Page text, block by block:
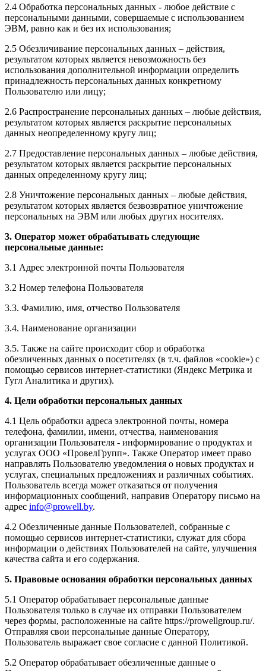
2.4 Обработка персональных данных - любое действие с
персональными данными, совершаемые с использованием
ЭВМ, равно как и без их использования;
2.5 Обезличивание персональных данных – действия,
результатом которых является невозможность без
использования дополнительной информации определить
принадлежность персональных данных конкретному
Пользователю или лицу;
2.6 Распространение персональных данных – любые действия,
результатом которых является раскрытие персональных
данных неопределенному кругу лиц;
2.7 Предоставление персональных данных – любые действия,
результатом которых является раскрытие персональных
данных определенному кругу лиц;
2.8 Уничтожение персональных данных – любые действия,
результатом которых является безвозвратное уничтожение
персональных на ЭВМ или любых других носителях.
3. Оператор может обрабатывать следующие
персональные данные:
3.1 Адрес электронной почты Пользователя
3.2 Номер телефона Пользователя
3.3. Фамилию, имя, отчество Пользователя
3.4. Наименование организации
3.5. Также на сайте происходит сбор и обработка
обезличенных данных о посетителях (в т.ч. файлов «cookie») с
помощью сервисов интернет-статистики (Яндекс Метрика и
Гугл Аналитика и других).
4. Цели обработки персональных данных
4.1 Цель обработки адреса электронной почты, номера
телефона, фамилии, имени, отчества, наименования
организации Пользователя - информирование о продуктах и
услугах ООО «ПровелГрупп». Также Оператор имеет право
направлять Пользователю уведомления о новых продуктах и
услугах, специальных предложениях и различных событиях.
Пользователь всегда может отказаться от получения
информационных сообщений, направив Оператору письмо на
адрес info@prowell.by.
4.2 Обезличенные данные Пользователей, собранные с
помощью сервисов интернет-статистики, служат для сбора
информации о действиях Пользователей на сайте, улучшения
качества сайта и его содержания.
5. Правовые основания обработки персональных данных
5.1 Оператор обрабатывает персональные данные
Пользователя только в случае их отправки Пользователем
через формы, расположенные на сайте https://prowellgroup.ru/.
Отправляя свои персональные данные Оператору,
Пользователь выражает свое согласие с данной Политикой.
5.2 Оператор обрабатывает обезличенные данные о